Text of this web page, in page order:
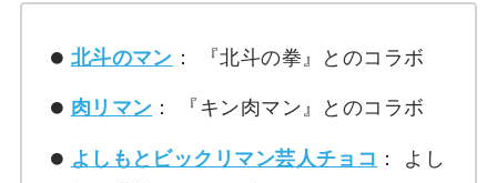
北斗のマン ： 『北斗の拳』とのコラボ
肉リマン ： 『キン肉マン』とのコラボ
よしもとビックリマン芸人チョコ ： よし